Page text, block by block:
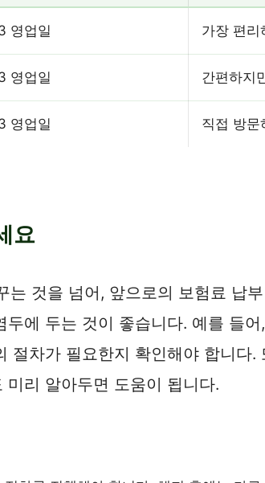
영업일 가장 편리
영업일 간편하지
영업일 직접 방문
요
것을 넘어, 앞으로의 보험료 납
에 두는 것이 좋습니다. 예를 들
차가 필요한지 확인해야 합니다.
리 알아두면 도움이 됩니다.